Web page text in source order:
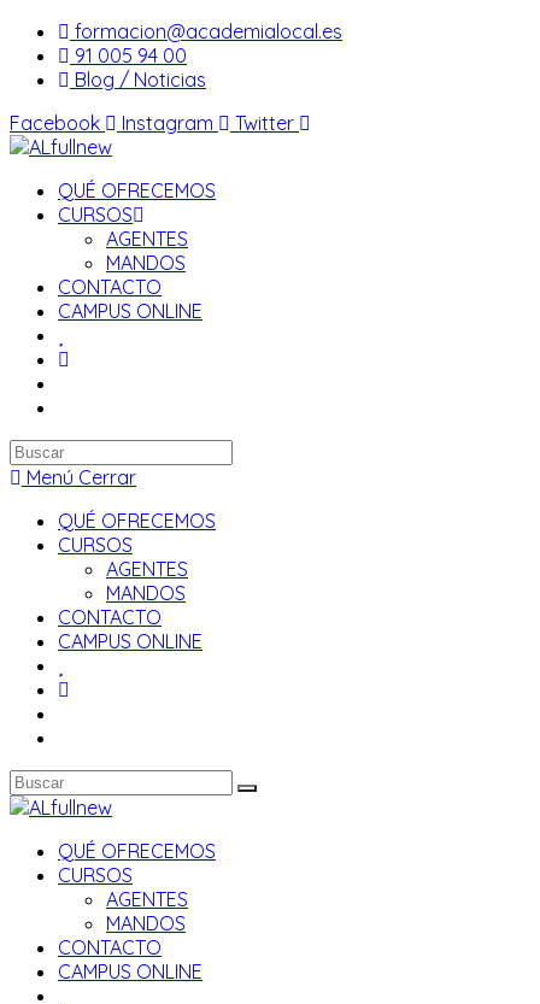
Saltar
contenido
formacion@academialocal.es
91 005 94 00
Blog / Noticias
Facebook
Instagram Twitter
QUÉ OFRECEMOS
CURSOS
AGENTES
MANDOS
CONTACTO
CAMPUS ONLINE
Buscar
en
web
Menú Cerrar
QUÉ OFRECEMOS
CURSOS
AGENTES
MANDOS
CONTACTO
CAMPUS ONLINE
QUÉ OFRECEMOS
CURSOS
AGENTES
MANDOS
CONTACTO
CAMPUS ONLINE